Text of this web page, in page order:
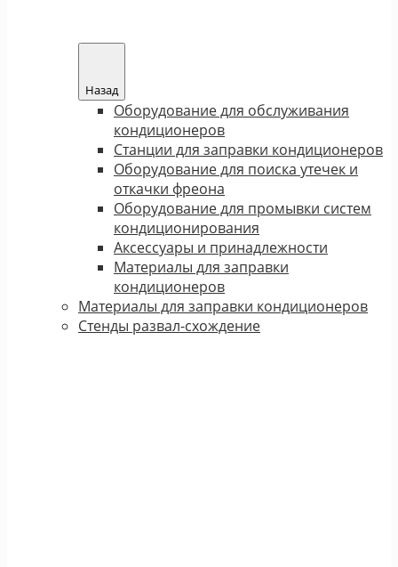
Назад
Оборудование для обслуживания
кондиционеров
Станции для заправки кондиционеров
Оборудование для поиска утечек и
откачки фреона
Оборудование для промывки систем
кондиционирования
Аксессуары и принадлежности
Материалы для заправки
кондиционеров
Материалы для заправки кондиционеров
Стенды развал-схождение